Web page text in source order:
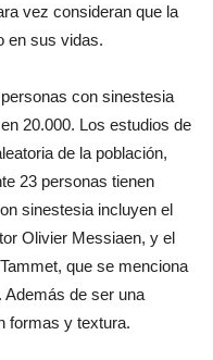
vez consideran que la
en sus vidas.
con sinestesia
20.000. Los estudios de
de la población,
23 personas tienen
sinestesia incluyen el
Olivier Messiaen, y el
que se menciona
Además de ser una
formas y textura.